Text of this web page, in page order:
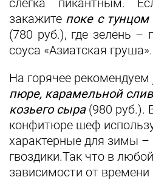
слегка пикантным.
закажите поке с
(780 руб.), где зелень –
соуса «Азиатская груша».
На горячее рекомендуем
пюре, карамельной
козьего сыра(980 руб.).
конфитюре шеф
характерные для зимы
гвоздики.Так что в
зависимости от времени